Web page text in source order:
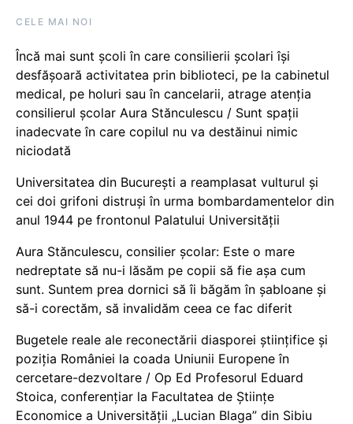
CELE MAI NOI
Încă mai sunt școli în care consilierii școlari își
desfășoară activitatea prin biblioteci, pe la cabinetul
medical, pe holuri sau în cancelarii, atrage atenția
consilierul școlar Aura Stănculescu / Sunt spații
inadecvate în care copilul nu va destăinui nimic
niciodată
Universitatea din București a reamplasat vulturul și
cei doi grifoni distruși în urma bombardamentelor din
anul 1944 pe frontonul Palatului Universității
Aura Stănculescu, consilier școlar: Este o mare
nedreptate să nu-i lăsăm pe copii să fie așa cum
sunt. Suntem prea dornici să îi băgăm în șabloane și
să-i corectăm, să invalidăm ceea ce fac diferit
Bugetele reale ale reconectării diasporei științifice și
poziția României la coada Uniunii Europene în
cercetare-dezvoltare / Op Ed Profesorul Eduard
Stoica, conferențiar la Facultatea de Științe
Economice a Universității „Lucian Blaga” din Sibiu